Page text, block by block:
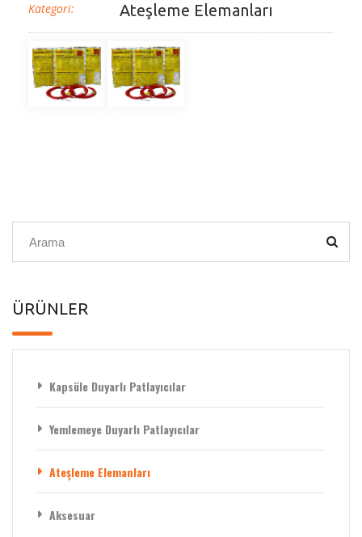
Kategori: Ateşleme Elemanları
ÜRÜNLER
Kapsüle Duyarlı Patlayıcılar
Yemlemeye Duyarlı Patlayıcılar
Ateşleme Elemanları
Aksesuar